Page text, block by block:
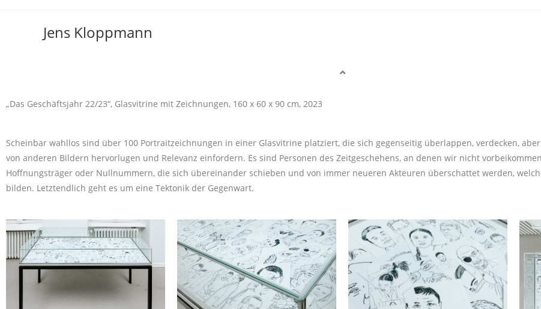
Jens Kloppmann
„Das Geschäftsjahr 22/23“, Glasvitrine mit Zeichnungen, 160 x 60 x 90 cm, 2023
Scheinbar wahllos sind über 100 Portraitzeichnungen in einer Glasvitrine platziert, die sich gegenseitig überlappen, verdecken,
von anderen Bildern hervorlugen und Relevanz einfordern. Es sind Personen des Zeitgeschehens, an denen wir nicht
Hoffnungsträger oder Nullnummern, die sich übereinander schieben und von immer neueren Akteuren überschattet werden,
bilden. Letztendlich geht es um eine Tektonik der Gegenwart.